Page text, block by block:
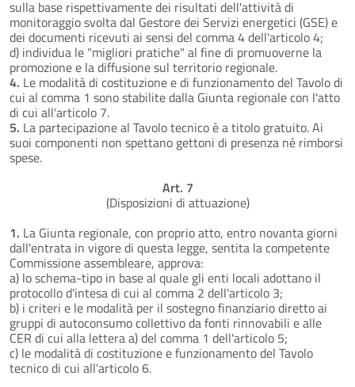
sulla base rispettivamente dei risultati dell'attività di
monitoraggio svolta dal Gestore dei Servizi energetici (GSE) e
dei documenti ricevuti ai sensi del comma 4 dell'articolo 4;
d) individua le "migliori pratiche" al fine di promuoverne la
promozione e la diffusione sul territorio regionale.
4. Le modalità di costituzione e di funzionamento del Tavolo di
cui al comma 1 sono stabilite dalla Giunta regionale con l'atto
di cui all'articolo 7.
5. La partecipazione al Tavolo tecnico è a titolo gratuito. Ai
suoi componenti non spettano gettoni di presenza né rimborsi
spese.
Art. 7
(Disposizioni di attuazione)
1. La Giunta regionale, con proprio atto, entro novanta giorni
dall'entrata in vigore di questa legge, sentita la competente
Commissione assembleare, approva:
a) lo schema-tipo in base al quale gli enti locali adottano il
protocollo d'intesa di cui al comma 2 dell'articolo 3;
b) i criteri e le modalità per il sostegno finanziario diretto ai
gruppi di autoconsumo collettivo da fonti rinnovabili e alle
CER di cui alla lettera a) del comma 1 dell'articolo 5;
c) le modalità di costituzione e funzionamento del Tavolo
tecnico di cui all'articolo 6.